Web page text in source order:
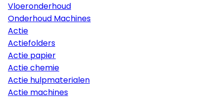
Vloeronderhoud
Onderhoud Machines
Actie
Actiefolders
Actie papier
Actie chemie
Actie hulpmaterialen
Actie machines